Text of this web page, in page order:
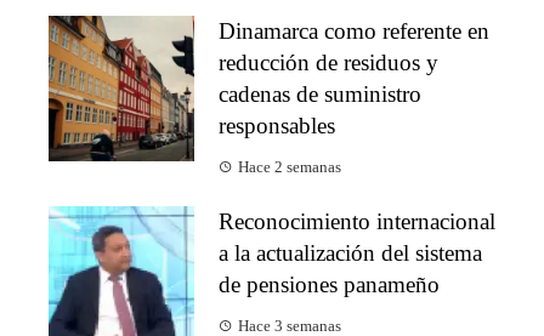
Dinamarca como referente en
reducción de residuos y
cadenas de suministro
responsables
Hace 2 semanas
Reconocimiento internacional
a la actualización del sistema
de pensiones panameño
Hace 3 semanas